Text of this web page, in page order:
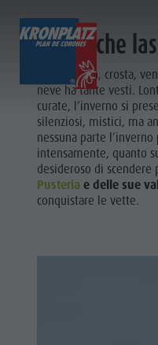
SCOPRI
SKI ALPIN
Località
Dolomiti UNESCO
Attrazioni
Famiglia & Bambini
Cultura
Escursioni
Il Plan de Corones
Bici
Arrampicare
Parapendio & Voli
Come arrivare
Offerte
Mobilità locale
Richiesta cataloghi
Webcam
Sciate che
Polvere, firn, crosta,
neve ha tante vesti.
curate, l’inverno si
silenziosi, mistici, ma
nessuna parte
intensamente, quanto
desideroso di scendere
Pusteria e delle sue
conquistare le vette.